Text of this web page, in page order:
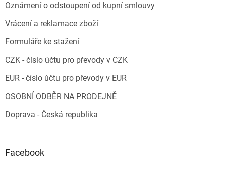
Oznámení o odstoupení od kupní smlouvy
Vrácení a reklamace zboží
Formuláře ke stažení
CZK - číslo účtu pro převody v CZK
EUR - číslo účtu pro převody v EUR
OSOBNÍ ODBĚR NA PRODEJNĚ
Doprava - Česká republika
Facebook